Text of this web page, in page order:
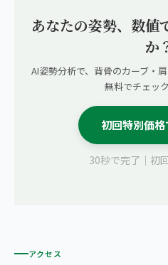
あなたの姿勢、数値
か
AI姿勢分析で、背骨のカーブ・
無料でチェッ
初回特別価
30秒で完了｜初
アクセス